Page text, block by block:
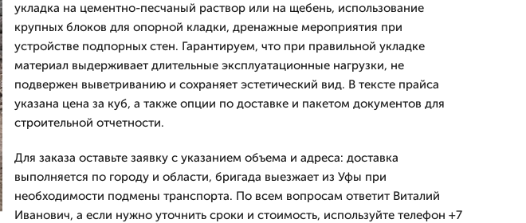
укладка на цементно-песчаный раствор или на щебень, использование
крупных блоков для опорной кладки, дренажные мероприятия при
устройстве подпорных стен. Гарантируем, что при правильной укладке
материал выдерживает длительные эксплуатационные нагрузки, не
подвержен выветриванию и сохраняет эстетический вид. В тексте прайса
указана цена за куб, а также опции по доставке и пакетом документов для
строительной отчетности.
Для заказа оставьте заявку с указанием объема и адреса: доставка
выполняется по городу и области, бригада выезжает из Уфы при
необходимости подмены транспорта. По всем вопросам ответит Виталий
Иванович, а если нужно уточнить сроки и стоимость, используйте телефон +7